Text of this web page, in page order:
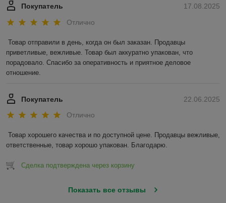
17.08.2025
Покупатель
Отлично
Товар отправили в день, когда он был заказан. Продавцы
приветливые, вежливые. Товар был аккуратно упакован, что
порадовало. Спасибо за оперативность и приятное деловое
отношение.
22.06.2025
Покупатель
Отлично
Товар хорошего качества и по доступной цене. Продавцы вежливые,
ответственные, товар хорошо упакован. Благодарю.
Сделка подтверждена через корзину
Показать все отзывы